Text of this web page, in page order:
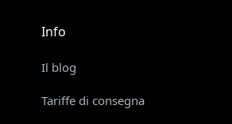
Info
Il blog
Tariffe di consegna